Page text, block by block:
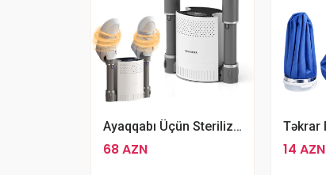
Ayaqqabı Üçün Sterilizasiya Cihazı A-80
68 AZN 14 AZN